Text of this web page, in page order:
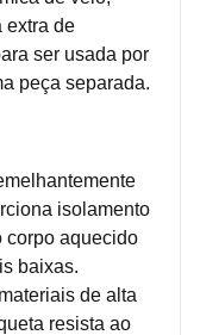
extra de
ser usada por
peça separada.
isolamento
corpo aquecido
baixas.
de alta
resista ao